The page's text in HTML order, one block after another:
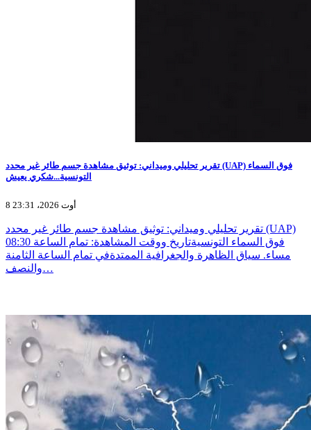
تقرير تحليلي وميداني: توثيق مشاهدة جسم طائر غير محدد (UAP) فوق السماء
التونسية...شكري يعيش
8 أوت 2026، 23:31
تقرير تحليلي وميداني: توثيق مشاهدة جسم طائر غير محدد (UAP)
فوق السماء التونسيةتاريخ ووقت المشاهدة: تمام الساعة 08:30
مساء. سياق الظاهرة والجغرافية الممتدةفي تمام الساعة الثامنة
والنصف…